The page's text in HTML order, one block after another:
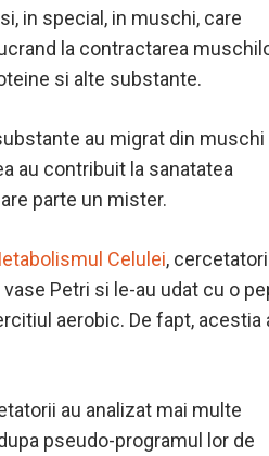
in special, in muschi, care
la contractarea
si alte substante.
au migrat din muschi
au contribuit la sanatatea
parte un mister.
Celulei,
Petri si le-au udat cu o
aerobic. De fapt, acestia
au analizat mai multe
pseudo-programul lor de